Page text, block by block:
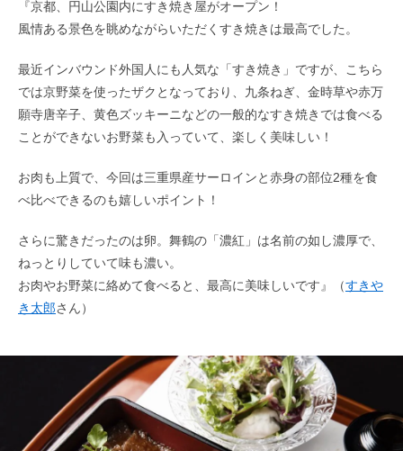
『京都、円山公園内にすき焼き屋がオープン！
風情ある景色を眺めながらいただくすき焼きは最高でした。
最近インバウンド外国人にも人気な「すき焼き」ですが、こちら
では京野菜を使ったザクとなっており、九条ねぎ、金時草や赤万
願寺唐辛子、黄色ズッキーニなどの一般的なすき焼きでは食べる
ことができないお野菜も入っていて、楽しく美味しい！
お肉も上質で、今回は三重県産サーロインと赤身の部位2種を食
べ比べできるのも嬉しいポイント！
さらに驚きだったのは卵。舞鶴の「濃紅」は名前の如し濃厚で、
ねっとりしていて味も濃い。
お肉やお野菜に絡めて食べると、最高に美味しいです』（すきや
き太郎さん）